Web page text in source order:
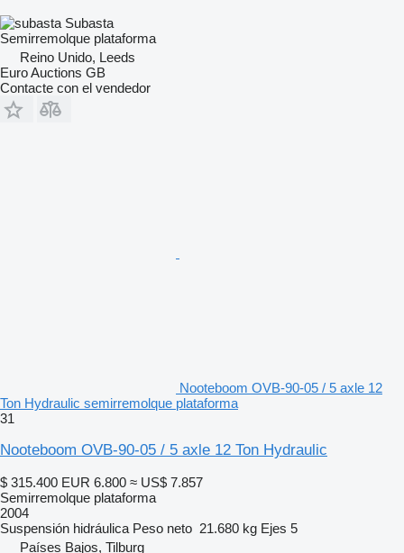
Subasta
Semirremolque plataforma
Reino Unido, Leeds
Euro Auctions GB
Contacte con el vendedor
Nooteboom OVB-90-05 / 5 axle 12
Ton Hydraulic semirremolque plataforma
31
Nooteboom OVB-90-05 / 5 axle 12 Ton Hydraulic
$ 315.400 EUR 6.800 ≈ US$ 7.857
Semirremolque plataforma
2004
Suspensión hidráulica Peso neto 21.680 kg Ejes 5
Países Bajos, Tilburg